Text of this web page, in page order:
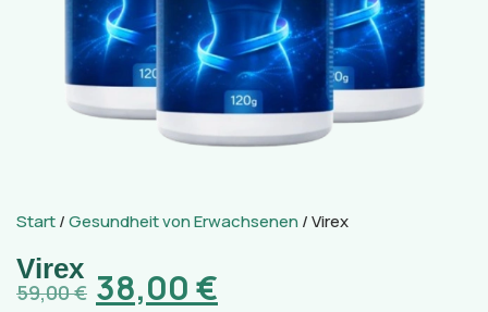
Start/Gesundheit von Erwachsenen / Virex
Virex
59,00€ 38,00€